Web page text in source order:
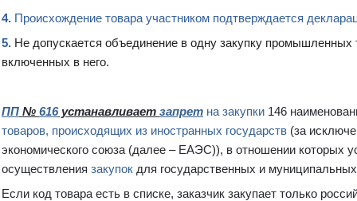
4. Происхождение товара участником подтверждается
5. Не допускается объединение в одну закупку промышленных
включенных в него.
ПП № 616устанавливает запрет на закупки 146
товаров, происходящих из иностранных государств (за
экономического союза (далее – ЕАЭС)), в отношении которых
осуществления закупок для государственных и
Если код товара есть в списке, заказчик закупает только